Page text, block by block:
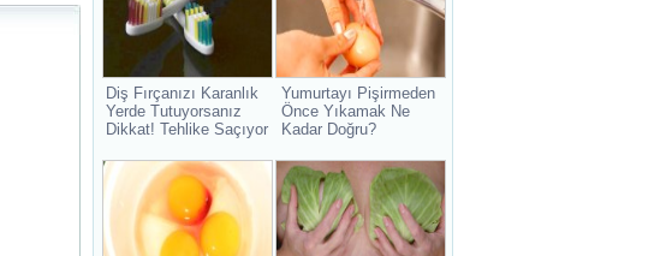
Diş Fırçanızı Karanlık
Yerde Tutuyorsanız
Dikkat! Tehlike Saçıyor
Yumurtayı Pişirmeden
Önce Yıkamak Ne
Kadar Doğru?